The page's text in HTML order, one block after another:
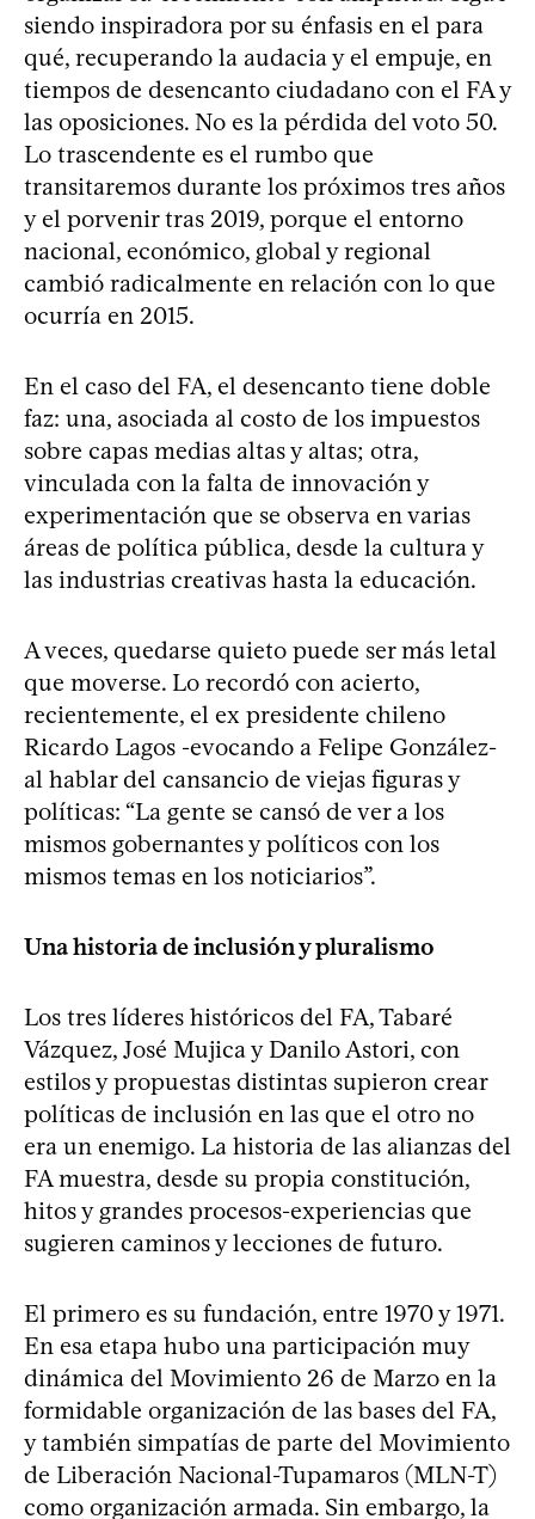
siendo inspiradora por su énfasis en el para
qué, recuperando la audacia y el empuje, en
tiempos de desencanto ciudadano con el FA y
las oposiciones. No es la pérdida del voto 50.
Lo trascendente es el rumbo que
transitaremos durante los próximos tres años
y el porvenir tras 2019, porque el entorno
nacional, económico, global y regional
cambió radicalmente en relación con lo que
ocurría en 2015.
En el caso del FA, el desencanto tiene doble
faz: una, asociada al costo de los impuestos
sobre capas medias altas y altas; otra,
vinculada con la falta de innovación y
experimentación que se observa en varias
áreas de política pública, desde la cultura y
las industrias creativas hasta la educación.
A veces, quedarse quieto puede ser más letal
que moverse. Lo recordó con acierto,
recientemente, el ex presidente chileno
Ricardo Lagos -evocando a Felipe González-
al hablar del cansancio de viejas figuras y
políticas: “La gente se cansó de ver a los
mismos gobernantes y políticos con los
mismos temas en los noticiarios”.
Una historia de inclusión y pluralismo
Los tres líderes históricos del FA, Tabaré
Vázquez, José Mujica y Danilo Astori, con
estilos y propuestas distintas supieron crear
políticas de inclusión en las que el otro no
era un enemigo. La historia de las alianzas del
FA muestra, desde su propia constitución,
hitos y grandes procesos-experiencias que
sugieren caminos y lecciones de futuro.
El primero es su fundación, entre 1970 y 1971.
En esa etapa hubo una participación muy
dinámica del Movimiento 26 de Marzo en la
formidable organización de las bases del FA,
y también simpatías de parte del Movimiento
de Liberación Nacional-Tupamaros (MLN-T)
como organización armada. Sin embargo, la